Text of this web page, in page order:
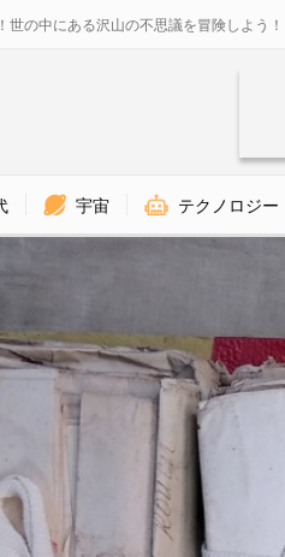
の中にある沢山の不思議を冒険しよう！
宇宙 テクノロジー